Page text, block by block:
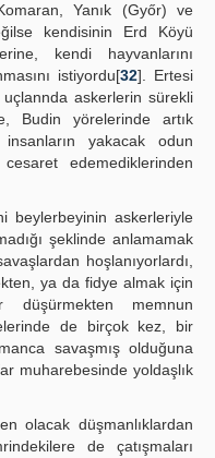
Yanık (Győr) ve
kendisinin Erd Köyü
kendi hayvanlarını
istiyordu[32]. Ertesi
askerlerin sürekli
Budin yörelerinde artık
yakacak odun
edemediklerinden
beylerbeyinin askerleriyle
şeklinde anlamamak
hoşlanıyorlardı,
ya da fidye almak için
memnun
de birçok kez, bir
savaşmış olduğuna
muharebesinde yoldaşlık
olacak düşmanlıklardan
de çatışmaları